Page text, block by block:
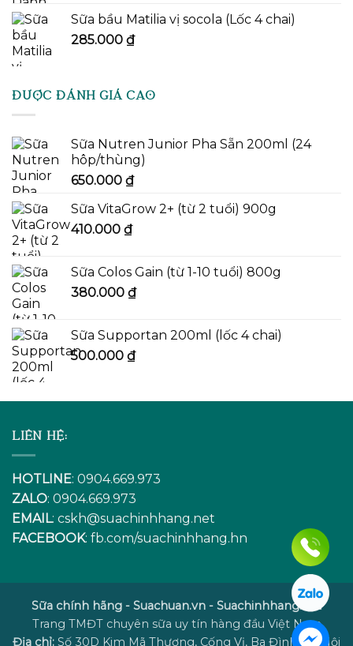
Sữa bầu Matilia vị socola (Lốc 4 chai)
285.000 ₫
ĐƯỢC ĐÁNH GIÁ CAO
Sữa Nutren Junior Pha Sẵn 200ml (24
hôp/thùng)
650.000 ₫
Sữa VitaGrow 2+ (từ 2 tuổi) 900g
410.000 ₫
Sữa Colos Gain (từ 1-10 tuổi) 800g
380.000 ₫
Sữa Supportan 200ml (lốc 4 chai)
500.000 ₫
LIÊN HỆ:
HOTLINE: 0904.669.973
ZALO: 0904.669.973
EMAIL: cskh@suachinhhang.net
FACEBOOK: fb.com/suachinhhang.hn
Sữa chính hãng - Suachuan.vn - Suachinhhang.net
Trang TMĐT chuyên sữa uy tín hàng đầu Việt Nam
Địa chỉ: Số 30D Kim Mã Thượng, Cống Vị, Ba Đình, Hà Nội